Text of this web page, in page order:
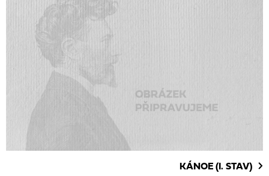
KÁNOE (I. STAV)